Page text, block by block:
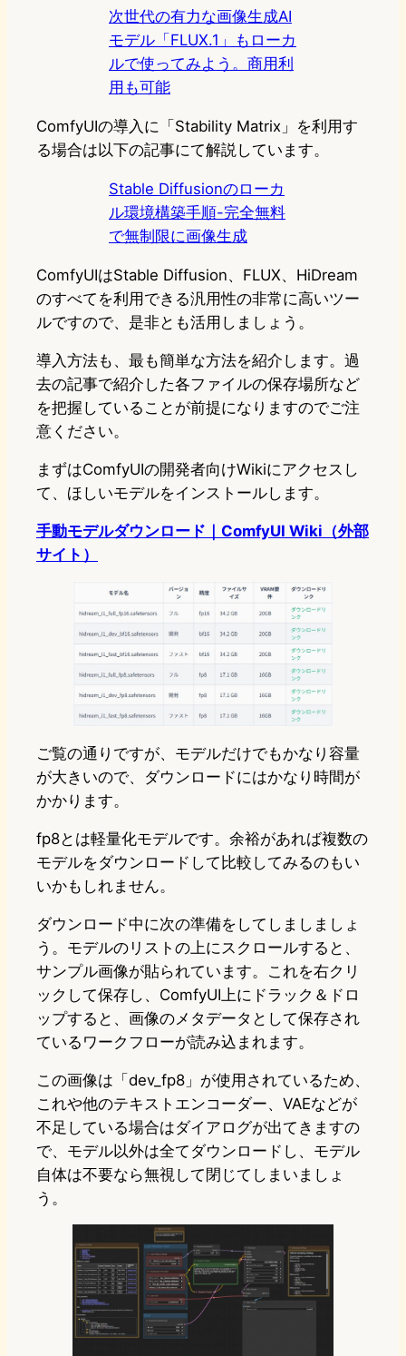
次世代の有力な画像生成AI
モデル「FLUX.1」もローカ
ルで使ってみよう。商用利
用も可能
ComfyUIの導入に「Stability Matrix」を利用す
る場合は以下の記事にて解説しています。
Stable Diffusionのローカ
ル環境構築手順-完全無料
で無制限に画像生成
ComfyUIはStable Diffusion、FLUX、HiDream
のすべてを利用できる汎用性の非常に高いツー
ルですので、是非とも活用しましょう。
導入方法も、最も簡単な方法を紹介します。過
去の記事で紹介した各ファイルの保存場所など
を把握していることが前提になりますのでご注
意ください。
まずはComfyUIの開発者向けWikiにアクセスし
て、ほしいモデルをインストールします。
手動モデルダウンロード｜ComfyUI Wiki（外部
サイト）
ご覧の通りですが、モデルだけでもかなり容量
が大きいので、ダウンロードにはかなり時間が
かかります。
fp8とは軽量化モデルです。余裕があれば複数の
モデルをダウンロードして比較してみるのもい
いかもしれません。
ダウンロード中に次の準備をしてしましましょ
う。モデルのリストの上にスクロールすると、
サンプル画像が貼られています。これを右クリ
ックして保存し、ComfyUI上にドラック＆ドロ
ップすると、画像のメタデータとして保存され
ているワークフローが読み込まれます。
この画像は「dev_fp8」が使用されているため、
これや他のテキストエンコーダー、VAEなどが
不足している場合はダイアログが出てきますの
で、モデル以外は全てダウンロードし、モデル
自体は不要なら無視して閉じてしまいましょ
う。